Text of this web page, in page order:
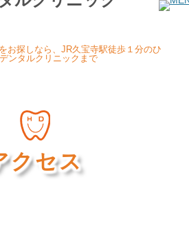
お探しなら、JR久宝寺駅徒歩１分のひ
ンタルクリニックまで
クセス